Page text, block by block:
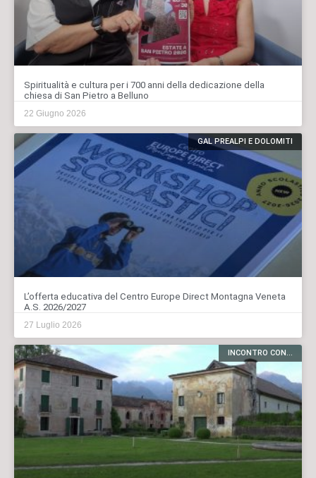
Spiritualità e cultura per i 700 anni della dedicazione della
chiesa di San Pietro a Belluno
22 Giugno 2026
GAL PREALPI E DOLOMITI
L’offerta educativa del Centro Europe Direct Montagna Veneta
A.S. 2026/2027
27 Luglio 2026
INCONTRO CON...